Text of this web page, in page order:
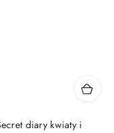
diary kwiaty i